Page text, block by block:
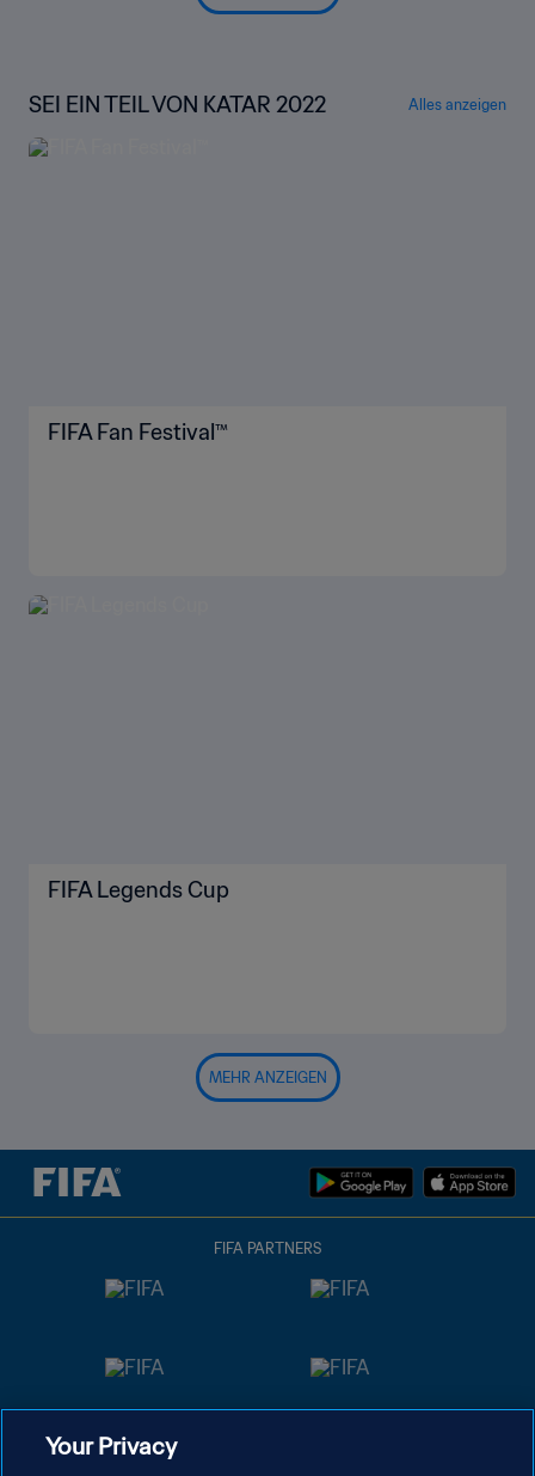
SEI EIN TEIL VON KATAR 2022 Alles anzeigen
FIFA Fan Festival™
FIFA Legends Cup
MEHR ANZEIGEN
FIFA PARTNERS
Your Privacy